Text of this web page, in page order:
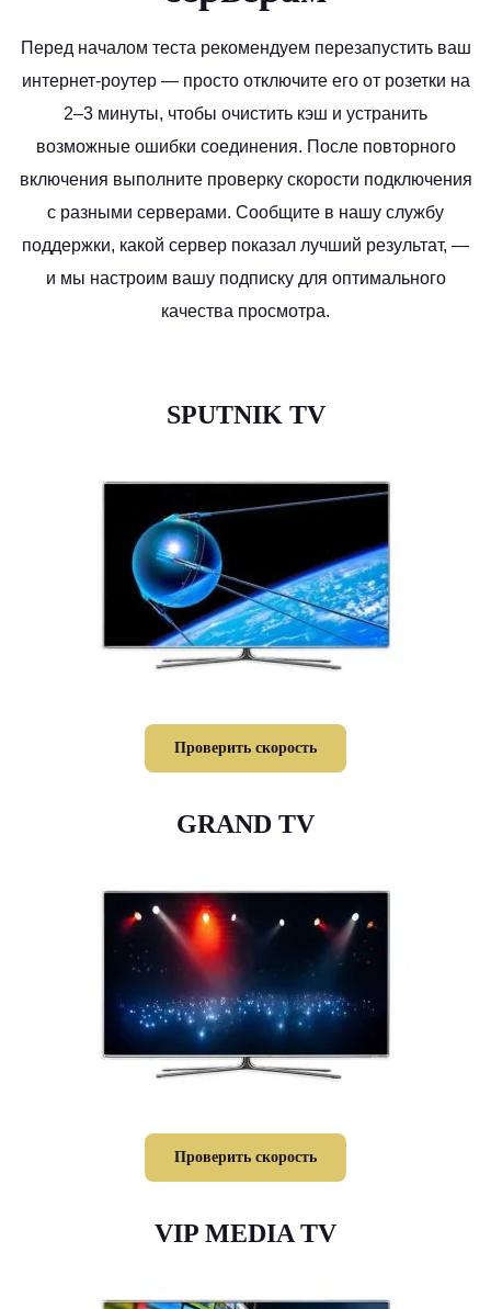
Перед началом теста рекомендуем перезапустить ваш
интернет-роутер — просто отключите его от розетки на
2–3 минуты, чтобы очистить кэш и устранить
возможные ошибки соединения. После повторного
включения выполните проверку скорости подключения
с разными серверами. Сообщите в нашу службу
поддержки, какой сервер показал лучший результат, —
и мы настроим вашу подписку для оптимального
качества просмотра.
SPUTNIK TV
Проверить скорость
GRAND TV
Проверить скорость
VIP MEDIA TV